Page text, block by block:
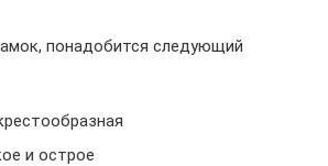
понадобится следующий
и острое